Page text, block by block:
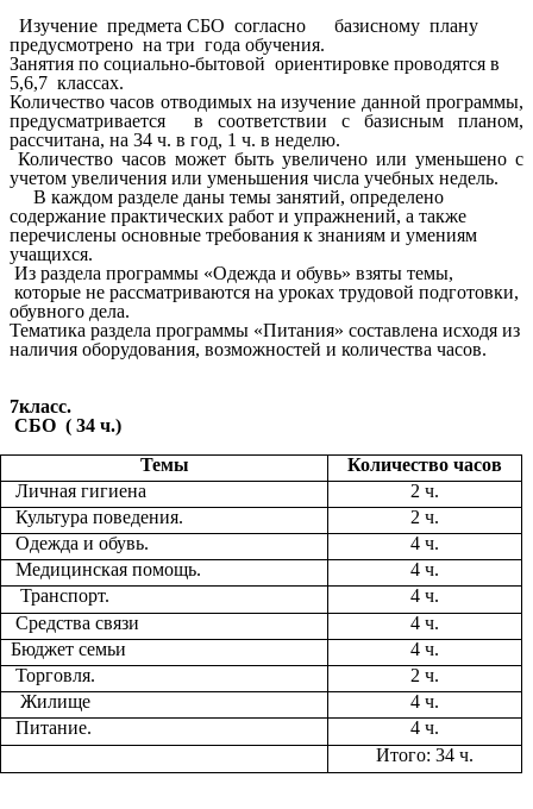
Изучение предмета СБО согласно базисному плану
предусмотрено на три года обучения.
Занятия по социально-бытовой ориентировке проводятся в
5,6,7 классах.
Количество часов отводимых на изучение данной программы,
предусматривается в соответствии с базисным планом,
рассчитана, на 34 ч. в год, 1 ч. в неделю.
Количество часов может быть увеличено или уменьшено с
учетом увеличения или уменьшения числа учебных недель.
В каждом разделе даны темы занятий, определено
содержание практических работ и упражнений, а также
перечислены основные требования к знаниям и умениям
учащихся.
Из раздела программы «Одежда и обувь» взяты темы,
которые не рассматриваются на уроках трудовой подготовки,
обувного дела.
Тематика раздела программы «Питания» составлена исходя из
наличия оборудования, возможностей и количества часов.
7класс.
СБО ( 34 ч.)
Темы
Количество часов
Личная гигиена
2 ч.
Культура поведения.
2 ч.
Одежда и обувь.
4 ч.
Медицинская помощь.
4 ч.
Транспорт.
4 ч.
Средства связи
4 ч.
Бюджет семьи
4 ч.
Торговля.
2 ч.
Жилище
4 ч.
Питание.
4 ч.
Итого: 34 ч.